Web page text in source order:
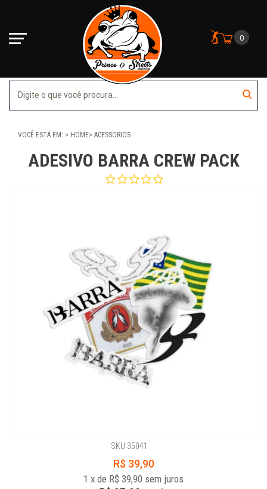
0
VOCÊ ESTÁ EM: HOME ACESSORIOS
ADESIVO BARRA CREW PACK
SKU 35041
R$ 39,90
1 x de R$ 39,90 sem juros